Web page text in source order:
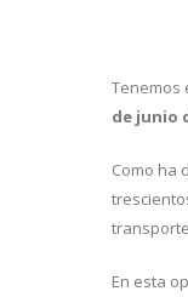
Tenemos
de junio
Como ha
En esta